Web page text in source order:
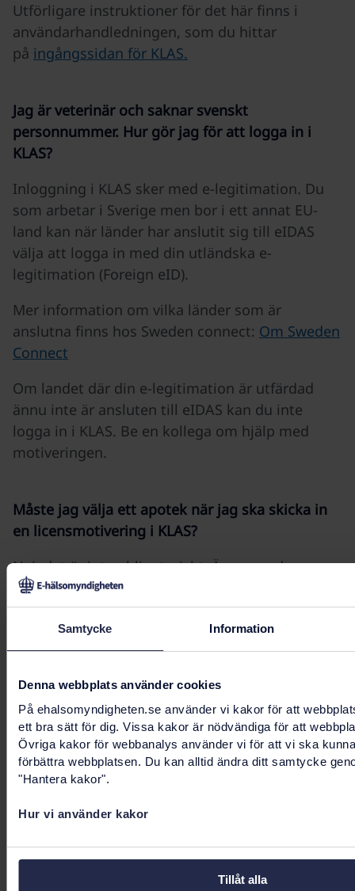
Samtycke Information
Denna webbplats använder cookies
På ehalsomyndigheten.se använder vi kakor för att
ett bra sätt för dig. Vissa kakor är nödvändiga för att
Övriga kakor för webbanalys använder vi för att vi ska
förbättra webbplatsen. Du kan alltid ändra ditt samtycke
"Hantera kakor".
Hur vi använder kakor
Tillåt alla
Utförligare instruktioner för det här finns i
användarhandledningen, som du hittar
på ingångssidan för KLAS.
Jag är veterinär och saknar svenskt
personnummer. Hur gör jag för att logga in i
KLAS?
Inloggning i KLAS sker med e-legitimation. Du
som arbetar i Sverige men bor i ett annat EU-
land kan när länder har anslutit sig till eIDAS
välja att logga in med din utländska e-
legitimation (Foreign eID).
Mer information om vilka länder som är
anslutna finns hos Sweden connect: Om Sweden
Connect
Om landet där din e-legitimation är utfärdad
ännu inte är ansluten till eIDAS kan du inte
logga in i KLAS. Be en kollega om hjälp med
motiveringen.
Måste jag välja ett apotek när jag ska skicka in
en licensmotivering i KLAS?
Nej, det är inte obligatoriskt. Även om du som
förskrivare valt ett apotek är det inte ett krav att
det apoteket behandlar ärendet, då patienten
har rätt att välja valfritt apotek. Det viktigaste är
att ett apotek kontaktas för vidare handläggning
Läs användarhandlingenKLASför mer
information om KLAS till dig som förskrivare.
Jag kan inte logga in i KLAS med mitt SITHS-kort.
Vart ska jag vända mig?
Kontakta din lokala SITHS-korts administratör
och i andra hand er egen it-support.